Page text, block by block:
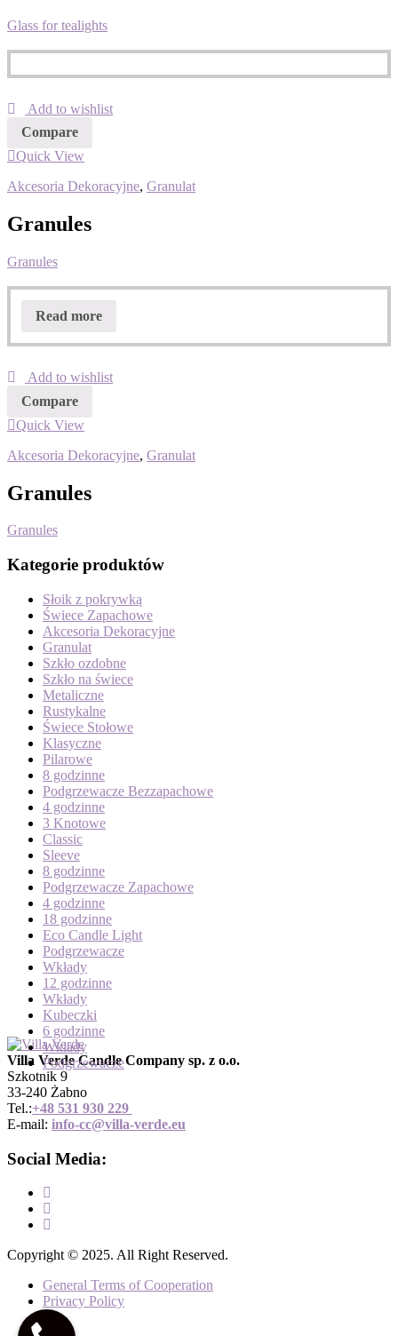
Glass for tealights
Add to wishlist
Compare
Quick View
Akcesoria Dekoracyjne, Granulat
Granules
Granules
Read more
Add to wishlist
Compare
Quick View
Akcesoria Dekoracyjne, Granulat
Granules
Granules
Kategorie produktów
Słoik z pokrywką
Świece Zapachowe
Akcesoria Dekoracyjne
Granulat
Szkło ozdobne
Szkło na świece
Metaliczne
Rustykalne
Świece Stołowe
Klasyczne
Pilarowe
8 godzinne
Podgrzewacze Bezzapachowe
4 godzinne
3 Knotowe
Classic
Sleeve
8 godzinne
Podgrzewacze Zapachowe
4 godzinne
18 godzinne
Eco Candle Light
Podgrzewacze
Wkłady
12 godzinne
Wkłady
Kubeczki
6 godzinne
Wkłady
Podgrzewacze
Villa Verde Candle Company sp. z o.o.
Szkotnik 9
33-240 Żabno
Tel.:+48 531 930 229
E-mail: info-cc@villa-verde.eu
Social Media:
Copyright © 2025. All Right Reserved.
General Terms of Cooperation
Privacy Policy